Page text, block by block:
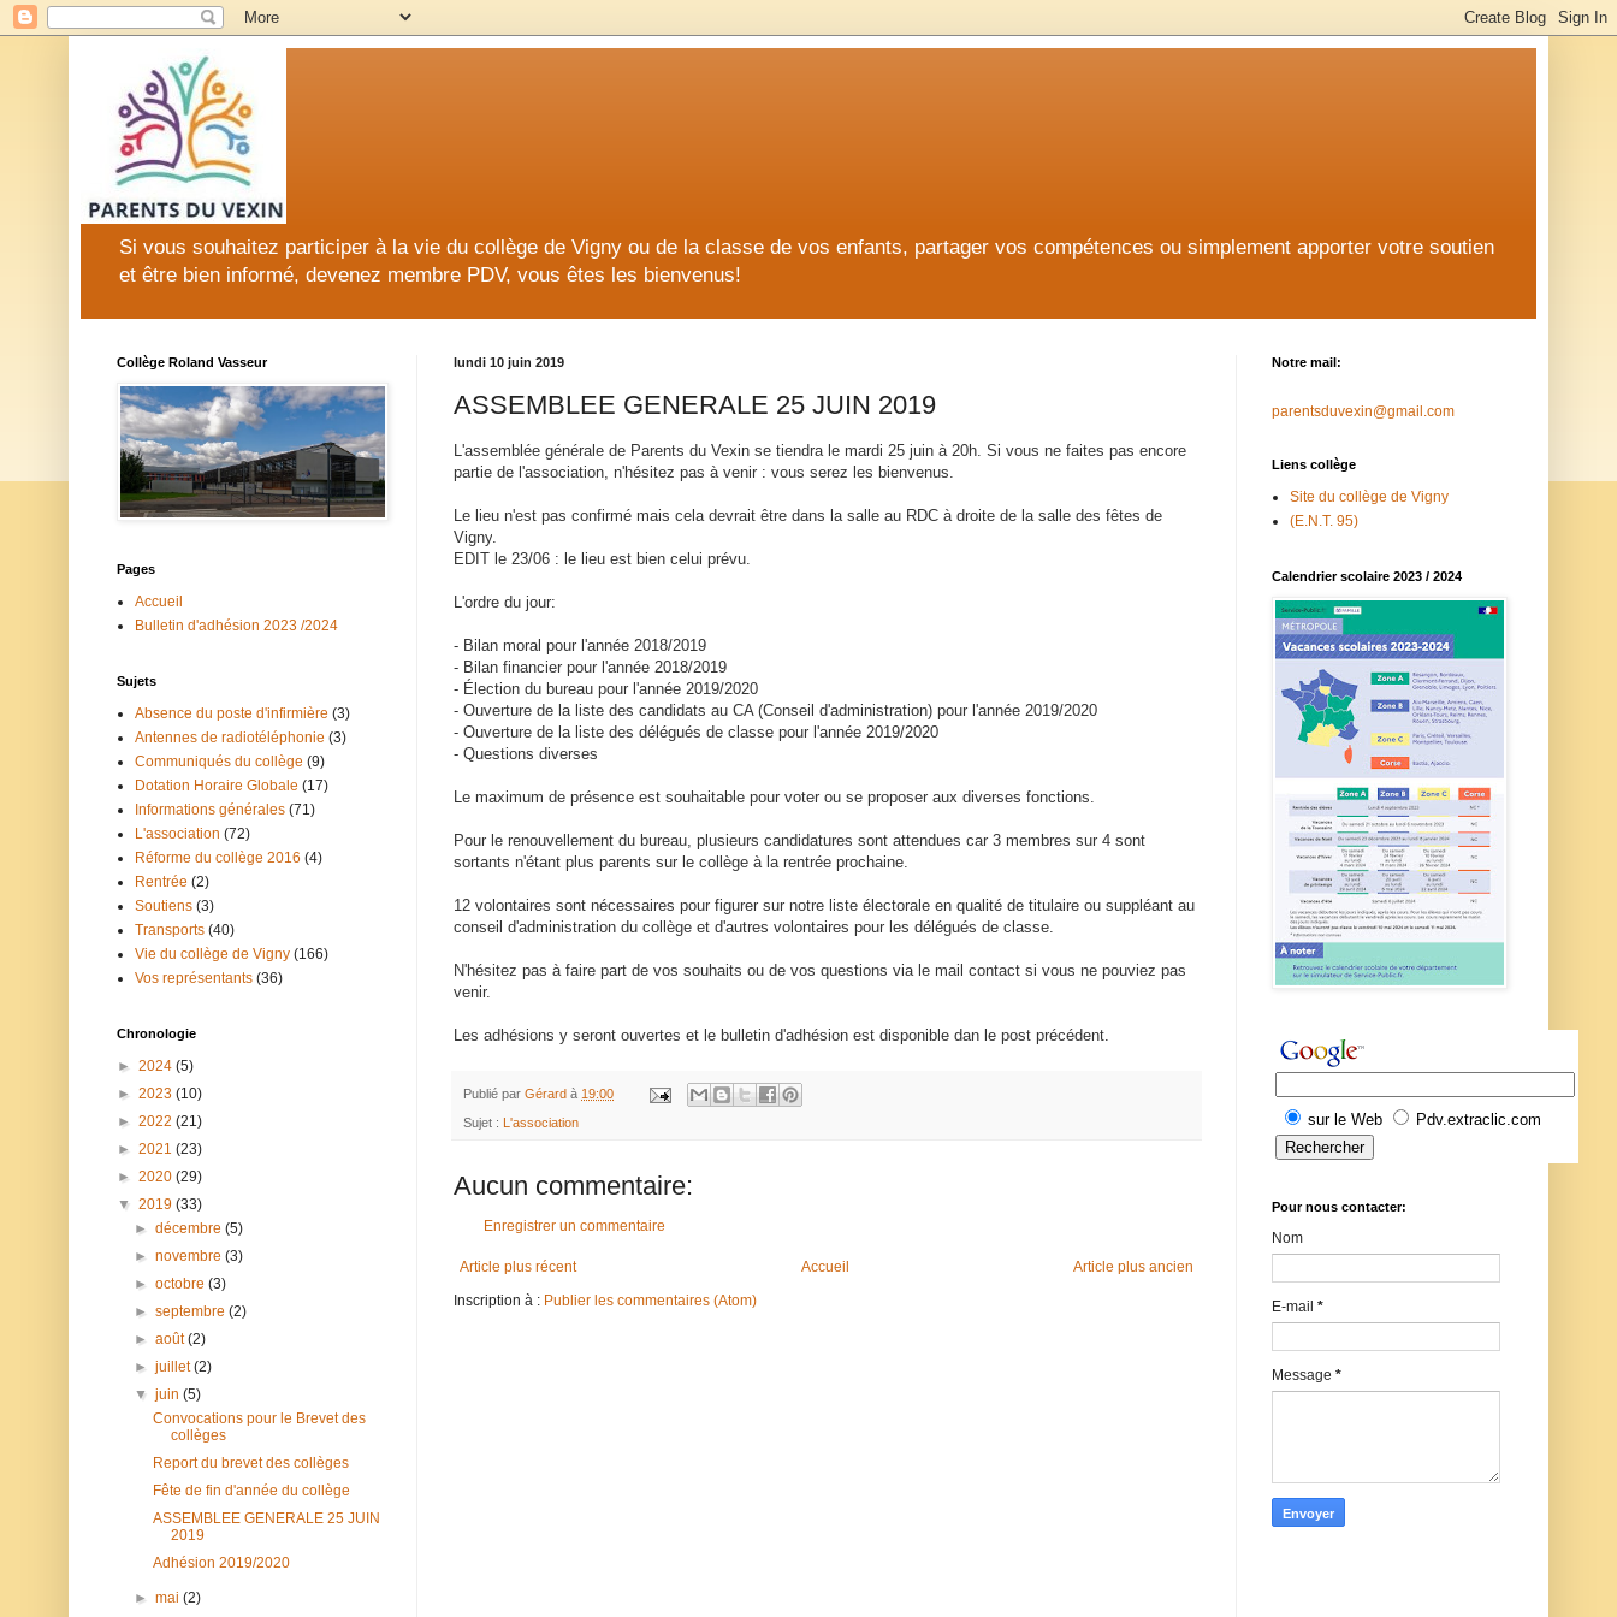
Si vous souhaitez participer à la vie du collège de Vigny ou de la classe de vos enfants, partager vos compétences ou simplement apporter votre soutien
et être bien informé, devenez membre PDV, vous êtes les bienvenus!
lundi 10 juin 2019
ASSEMBLEE GENERALE 25 JUIN 2019
L'assemblée générale de Parents du Vexin se tiendra le mardi 25 juin à 20h. Si vous ne faites pas encore
partie de l'association, n'hésitez pas à venir : vous serez les bienvenus.
Le lieu n'est pas confirmé mais cela devrait être dans la salle au RDC à droite de la salle des fêtes de
Vigny.
EDIT le 23/06 : le lieu est bien celui prévu.
L'ordre du jour:
- Bilan moral pour l'année 2018/2019
- Bilan financier pour l'année 2018/2019
- Élection du bureau pour l'année 2019/2020
- Ouverture de la liste des candidats au CA (Conseil d'administration) pour l'année 2019/2020
- Ouverture de la liste des délégués de classe pour l'année 2019/2020
- Questions diverses
Le maximum de présence est souhaitable pour voter ou se proposer aux diverses fonctions.
Pour le renouvellement du bureau, plusieurs candidatures sont attendues car 3 membres sur 4 sont
sortants n'étant plus parents sur le collège à la rentrée prochaine.
12 volontaires sont nécessaires pour figurer sur notre liste électorale en qualité de titulaire ou suppléant au
conseil d'administration du collège et d'autres volontaires pour les délégués de classe.
N'hésitez pas à faire part de vos souhaits ou de vos questions via le mail contact si vous ne pouviez pas
venir.
Les adhésions y seront ouvertes et le bulletin d'adhésion est disponible dan le post précédent.
Publié par Gérard à 19:00
Sujet : L'association
Aucun commentaire:
Enregistrer un commentaire
Article plus récent Article plus ancien
Accueil
Inscription à : Publier les commentaires (Atom)
Collège Roland Vasseur
Pages
Accueil
Bulletin d'adhésion 2023 /2024
Sujets
Absence du poste d'infirmière (3)
Antennes de radiotéléphonie (3)
Communiqués du collège (9)
Dotation Horaire Globale (17)
Informations générales (71)
L'association (72)
Réforme du collège 2016 (4)
Rentrée (2)
Soutiens (3)
Transports (40)
Vie du collège de Vigny (166)
Vos représentants (36)
Chronologie
► 2024 (5)
► 2023 (10)
► 2022 (21)
► 2021 (23)
► 2020 (29)
▼ 2019 (33)
►décembre(5)
►novembre(3)
►octobre(3)
►septembre(2)
►août(2)
►juillet(2)
▼juin(5)
Convocations pour le Brevet des
collèges
Report du brevet des collèges
Fête de fin d'année du collège
ASSEMBLEE GENERALE 25 JUIN
2019
Adhésion 2019/2020
►mai(2)
Notre mail:
parentsduvexin@gmail.com
Liens collège
Site du collège de Vigny
(E.N.T. 95)
Calendrier scolaire 2023 / 2024
sur le Web Pdv.extraclic.com
Pour nous contacter:
Nom
E-mail *
Message *